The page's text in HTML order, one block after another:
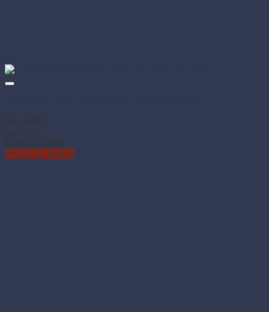
Kód: 47036
Na sklade
€54.05 (s DPH)
Pridať do košíka